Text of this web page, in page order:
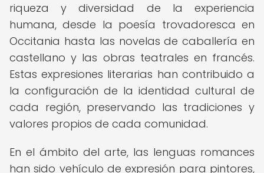
riqueza y diversidad de la experiencia
humana, desde la poesía trovadoresca en
Occitania hasta las novelas de caballería en
castellano y las obras teatrales en francés.
Estas expresiones literarias han contribuido a
la configuración de la identidad cultural de
cada región, preservando las tradiciones y
valores propios de cada comunidad.
En el ámbito del arte, las lenguas romances
han sido vehículo de expresión para pintores,